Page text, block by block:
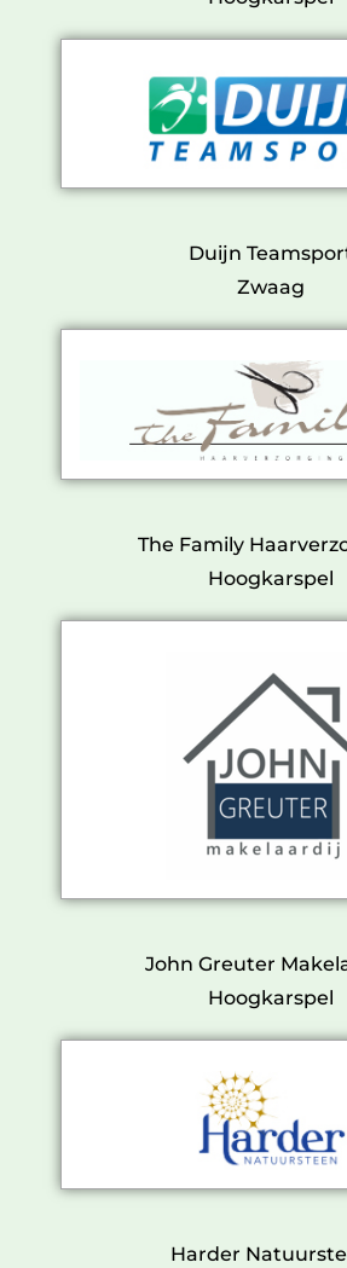
Duijn
Zwaag
The Family
Hoogkarspel
John Greuter
Hoogkarspel
Harder